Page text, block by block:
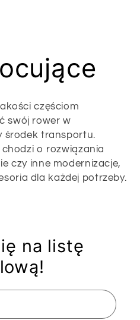
częściom
swój rower w
środek transportu.
o rozwiązania
czy inne modernizacje,
dla każdej potrzeby.
na listę